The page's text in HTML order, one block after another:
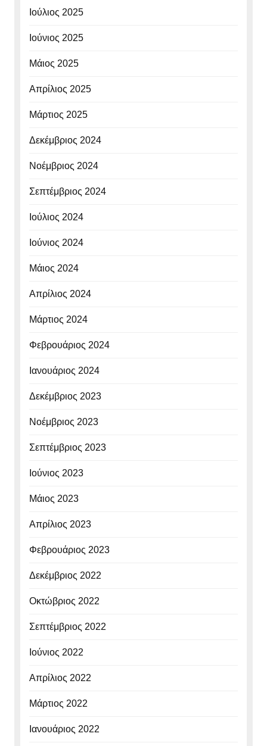
Ιούλιος 2025
Ιούνιος 2025
Μάιος 2025
Απρίλιος 2025
Μάρτιος 2025
Δεκέμβριος 2024
Νοέμβριος 2024
Σεπτέμβριος 2024
Ιούλιος 2024
Ιούνιος 2024
Μάιος 2024
Απρίλιος 2024
Μάρτιος 2024
Φεβρουάριος 2024
Ιανουάριος 2024
Δεκέμβριος 2023
Νοέμβριος 2023
Σεπτέμβριος 2023
Ιούνιος 2023
Μάιος 2023
Απρίλιος 2023
Φεβρουάριος 2023
Δεκέμβριος 2022
Οκτώβριος 2022
Σεπτέμβριος 2022
Ιούνιος 2022
Απρίλιος 2022
Μάρτιος 2022
Ιανουάριος 2022